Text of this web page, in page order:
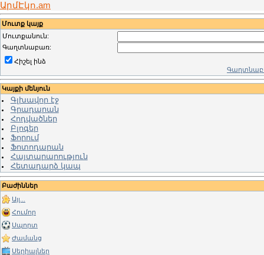
ԱրմԷկո.am
Մուտք կայք
Մուտքանուն:
Գաղտնաբառ:
Հիշել ինձ
Կայքի մենյուն
Գլխավոր էջ
Գրադարան
Հոդվածներ
Բլոգեր
Ֆորում
Ֆոտոդարան
Հայտարարություն
Հետադարձ կապ
Բաժիններ
Այլ...
Հումոր
Սպորտ
Ժամանց
Սերիալներ